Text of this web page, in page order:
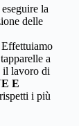
la
delle
Effettuiamo
a
il lavoro di
E
rispetti i più